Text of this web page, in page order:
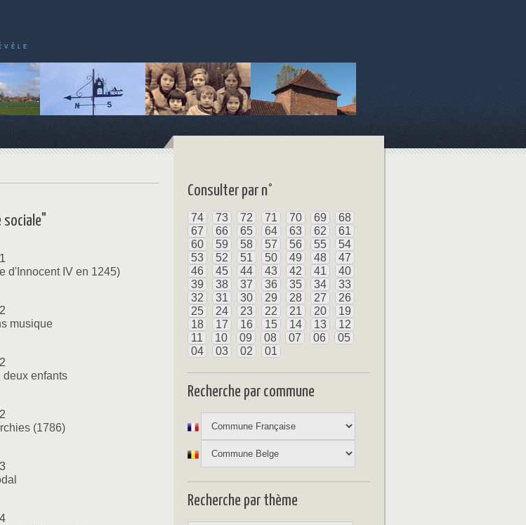
sociale"
d'Innocent IV en 1245)
musique
deux enfants
(1786)
Consulter par n°
74 73 72 71 70 69
68
67
66 65 64 63 62
61
60
59 58 57 56 55
54
53
52 51 50 49 48
47
46
45 44 43 42 41
40
39
38 37 36 35 34
33
32
31 30 29 28 27
26
25
24 23 22 21 20
19
18
17 16 15 14 13
12
11
10 09 08 07 06
05
04
03 02 01
Recherche par commune
Recherche par thème